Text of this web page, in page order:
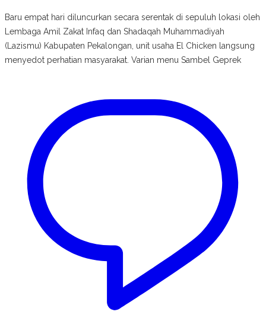
Baru empat hari diluncurkan secara serentak di sepuluh lokasi oleh
Lembaga Amil Zakat Infaq dan Shadaqah Muhammadiyah
(Lazismu) Kabupaten Pekalongan, unit usaha El Chicken langsung
menyedot perhatian masyarakat. Varian menu Sambel Geprek